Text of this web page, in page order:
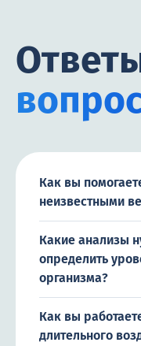
Как вы
неизвестными
Какие анализы
определить
организма?
Как вы
длительного